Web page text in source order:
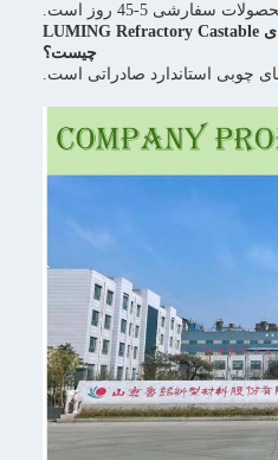
س: جزئیات بسته بندی برای LUMING Refractory Castable
چیست؟
چوبی استاندارد صادراتی است.